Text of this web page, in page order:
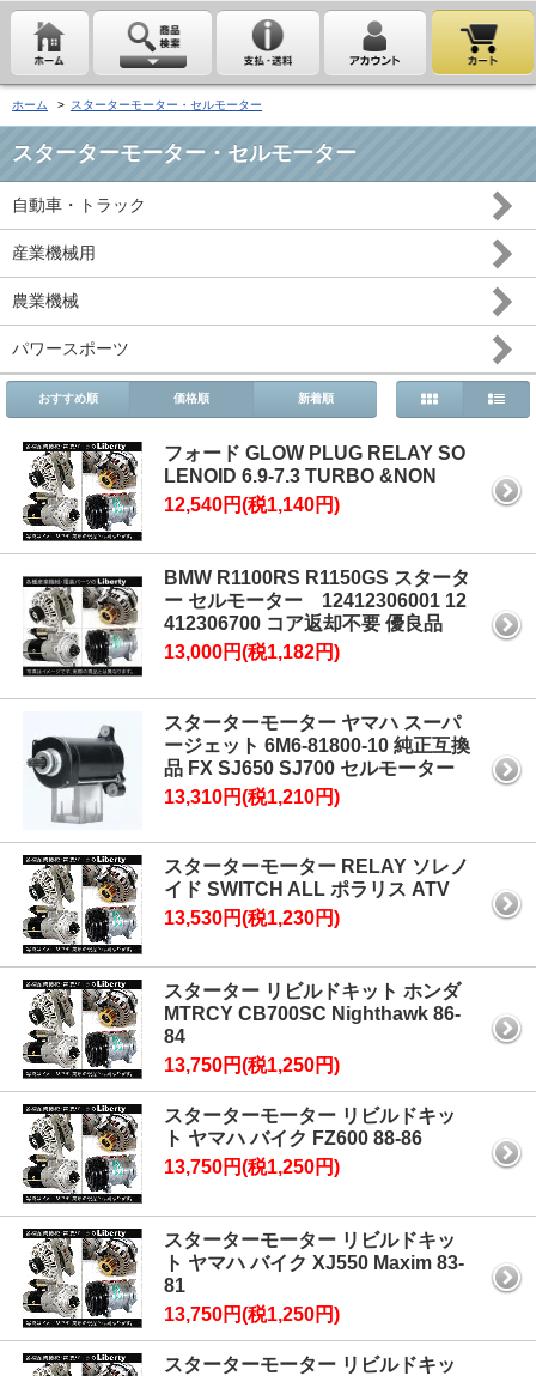
ホーム > スターターモーター・セルモーター
スターターモーター・セルモーター
自動車・トラック
産業機械用
農業機械
パワースポーツ
おすすめ順 価格順 新着順
フォード GLOW PLUG RELAY SO
LENOID 6.9-7.3 TURBO &NON
12,540円(税1,140円)
BMW R1100RS R1150GS スタータ
ー セルモーター 12412306001 12
412306700 コア返却不要 優良品
13,000円(税1,182円)
スターターモーター ヤマハ スーパ
ージェット 6M6-81800-10 純正互換
品 FX SJ650 SJ700 セルモーター
13,310円(税1,210円)
スターターモーター RELAY ソレノ
イド SWITCH ALL ポラリス ATV
13,530円(税1,230円)
スターター リビルドキット ホンダ
MTRCY CB700SC Nighthawk 86-
84
13,750円(税1,250円)
スターターモーター リビルドキッ
ト ヤマハ バイク FZ600 88-86
13,750円(税1,250円)
スターターモーター リビルドキッ
ト ヤマハ バイク XJ550 Maxim 83-
81
13,750円(税1,250円)
スターターモーター リビルドキッ